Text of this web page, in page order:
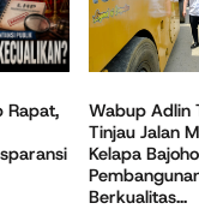
Rapat,
Wabup Adlin
Tinjau Jalan
Kelapa
Berkualitas...